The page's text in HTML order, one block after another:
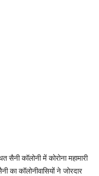
सैनी कॉलोनी में कोरोना महामारी
का कॉलोनीवासियों ने जोरदार